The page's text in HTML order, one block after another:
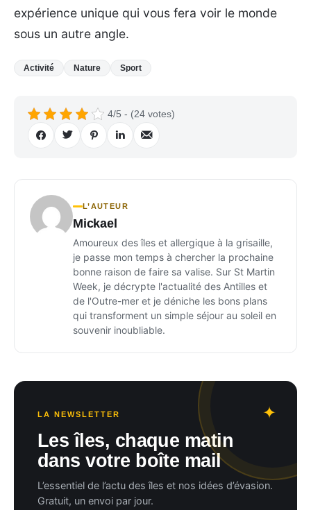
expérience unique qui vous fera voir le monde
sous un autre angle.
Activité Nature Sport
4/5 - (24 votes)
L’AUTEUR
Mickael
Amoureux des îles et allergique à la grisaille,
je passe mon temps à chercher la prochaine
bonne raison de faire sa valise. Sur St Martin
Week, je décrypte l'actualité des Antilles et
de l'Outre-mer et je déniche les bons plans
qui transforment un simple séjour au soleil en
souvenir inoubliable.
LA NEWSLETTER
Les îles, chaque matin
dans votre boîte mail
L’essentiel de l’actu des îles et nos idées d’évasion.
Gratuit, un envoi par jour.